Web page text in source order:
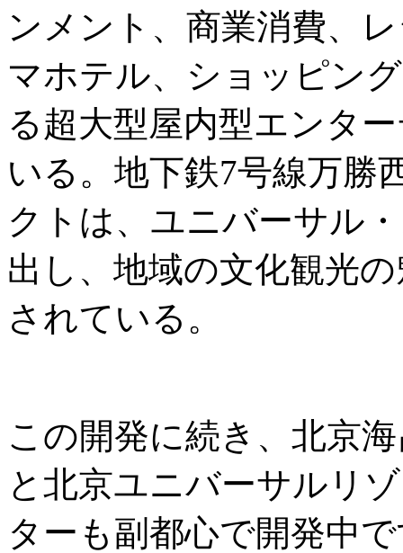
ンメント、商業消費、
マホテル、ショッピン
る超大型屋内型エンタ
いる。地下鉄7号線万勝
クトは、ユニバーサル
出し、地域の文化観光
されている。
この開発に続き、北京
と北京ユニバーサルリ
ターも副都心で開発中